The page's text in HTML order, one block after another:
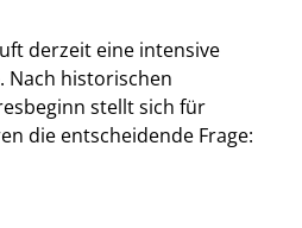
derzeit eine intensive
Nach historischen
stellt sich für
die entscheidende Frage: